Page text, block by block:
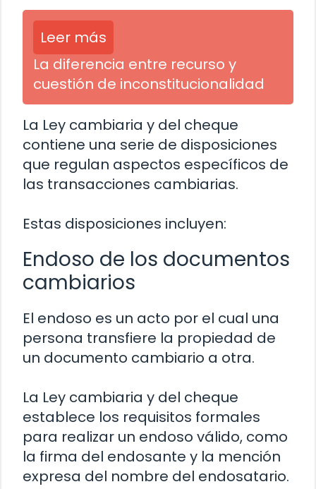
Leer más
La diferencia entre recurso y
cuestión de inconstitucionalidad
La Ley cambiaria y del cheque
contiene una serie de disposiciones
que regulan aspectos específicos de
las transacciones cambiarias.
Estas disposiciones incluyen:
Endoso de los documentos
cambiarios
El endoso es un acto por el cual una
persona transfiere la propiedad de
un documento cambiario a otra.
La Ley cambiaria y del cheque
establece los requisitos formales
para realizar un endoso válido, como
la firma del endosante y la mención
expresa del nombre del endosatario.